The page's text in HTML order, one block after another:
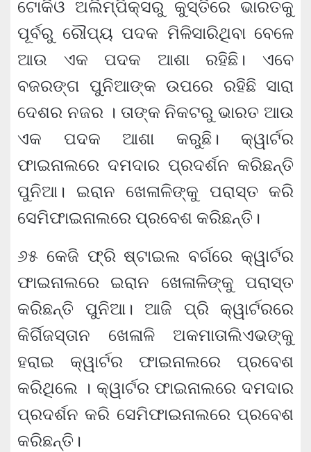
ଟୋକିଓ ଅଲିମ୍ପିକ୍ସରୁ କୁସ୍ତିରେ ଭାରତକୁ
ପୂର୍ବରୁ ରୌପ୍ୟ ପଦକ ମିଳିସାରିଥିବା ବେଳେ
ଆଉ ଏକ ପଦକ ଆଶା ରହିଛି। ଏବେ
ବଜରଙ୍ଗ ପୁନିଆଙ୍କ ଉପରେ ରହିଛି ସାରା
ଦେଶର ନଜର । ତାଙ୍କ ନିକଟରୁ ଭାରତ ଆଉ
ଏକ ପଦକ ଆଶା କରୁଛି। କ୍ୱାର୍ଟର
ଫାଇନାଲରେ ଦମଦାର ପ୍ରଦର୍ଶନ କରିଛନ୍ତି
ପୁନିଆ। ଇରାନ ଖେଳାଳିଙ୍କୁ ପରାସ୍ତ କରି
ସେମିଫାଇନାଲରେ ପ୍ରବେଶ କରିଛନ୍ତି।
୬୫ କେଜି ଫ୍ରି ଷ୍ଟାଇଲ ବର୍ଗରେ କ୍ୱାର୍ଟର
ଫାଇନାଲରେ ଇରାନ ଖେଳାଳିଙ୍କୁ ପରାସ୍ତ
କରିଛନ୍ତି ପୁନିଆ। ଆଜି ପ୍ରି କ୍ୱାର୍ଟରରେ
କିର୍ଗିଜସ୍ତାନ ଖେଳାଳି ଅକମାତାଲିଏଭଙ୍କୁ
ହରାଇ କ୍ୱାର୍ଟର ଫାଇନାଲରେ ପ୍ରବେଶ
କରିଥିଲେ । କ୍ୱାର୍ଟର ଫାଇନାଲରେ ଦମଦାର
ପ୍ରଦର୍ଶନ କରି ସେମିଫାଇନାଲରେ ପ୍ରବେଶ
କରିଛନ୍ତି।